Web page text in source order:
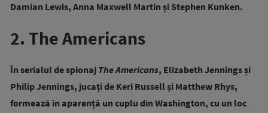
Damian Lewis, Anna Maxwell Martin și Stephen Kunken.
2. The Americans
În serialul de spionaj The Americans, Elizabeth Jenningsși
Philip Jennings, jucați de Keri Russell și Matthew Rhys,
formează în aparență un cuplu din Washington, cu un loc